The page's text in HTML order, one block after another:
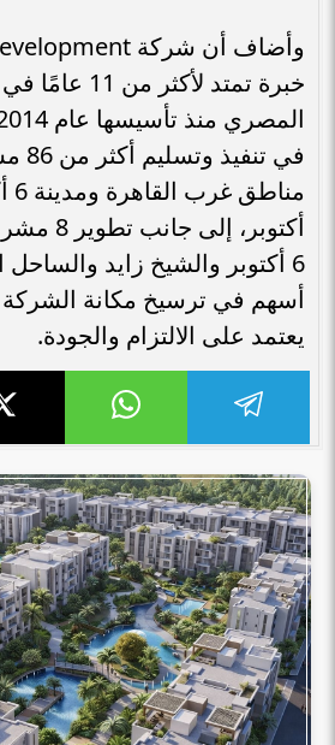
خبرة تمتد
في
أكتوبر،
6 أكتوبر والشيخ زايد
أسهم في ترسيخ مكانة
يعتمد على الالتزام والجودة.